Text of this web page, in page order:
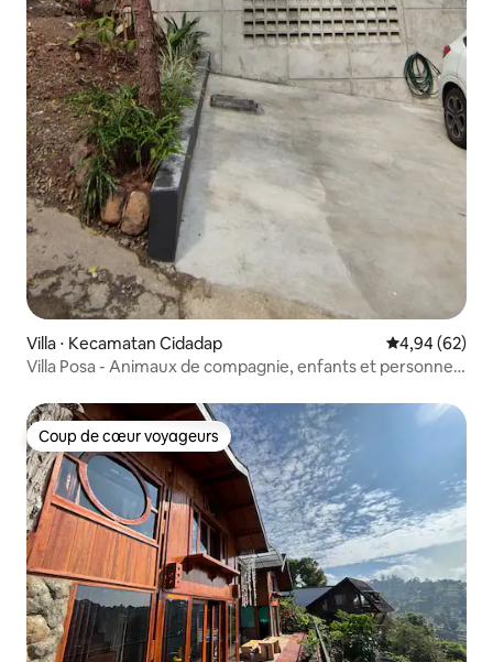
Villa ⋅ Kecamatan Cidadap Évaluation
4,94 (62)
Villa Posa - Animaux de compagnie, enfants et personnes
Coup de cœur voyageurs
Coup de cœur voyageurs